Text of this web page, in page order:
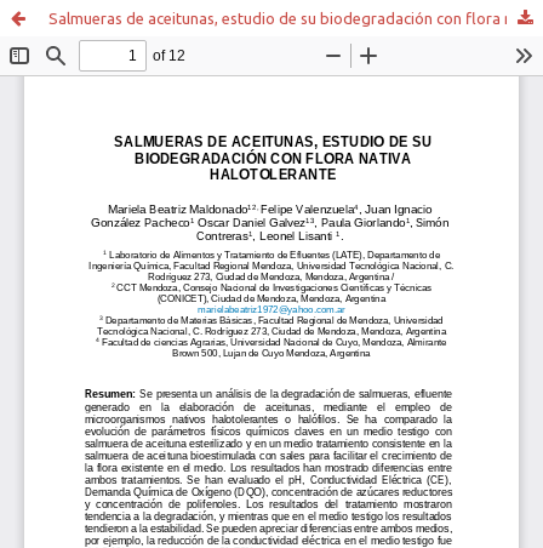
Salmueras de aceitunas, estudio de su biodegradación con flora nativa halotolerante.